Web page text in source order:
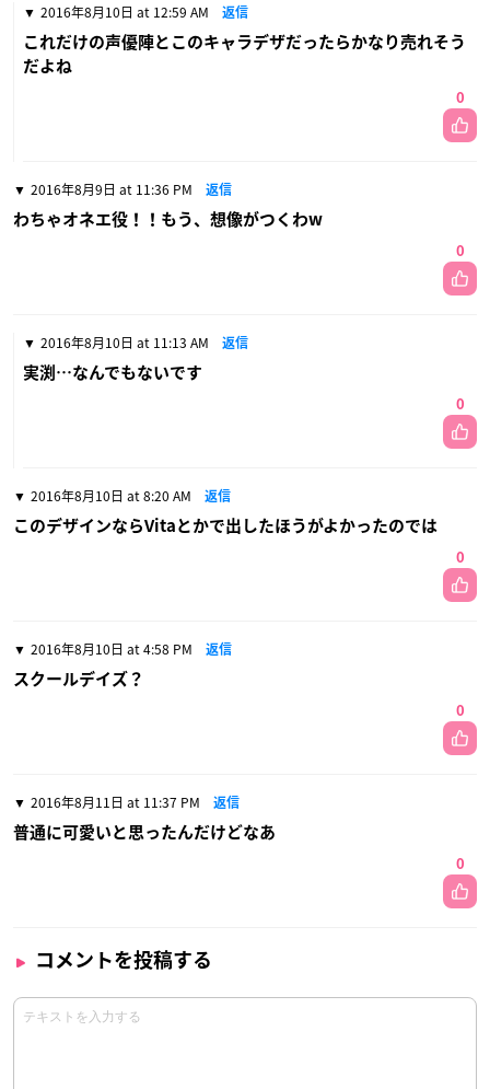
2016年8月10日 at 12:59 AM 返信
これだけの声優陣とこのキャラデザだったらかなり売れそう
だよね
0
2016年8月9日 at 11:36 PM 返信
わちゃオネエ役！！もう、想像がつくわw
0
2016年8月10日 at 11:13 AM 返信
実渕…なんでもないです
0
2016年8月10日 at 8:20 AM 返信
このデザインならVitaとかで出したほうがよかったのでは
0
2016年8月10日 at 4:58 PM 返信
スクールデイズ？
0
2016年8月11日 at 11:37 PM 返信
普通に可愛いと思ったんだけどなあ
0
コメントを投稿する